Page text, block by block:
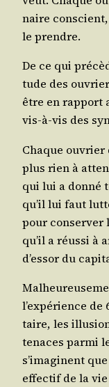
naire
le prendre.
De ce qui
tude des
être en rap­port
vis-à-vis des
Chaque ouvrier
plus rien à
qui lui a don­né
qu’il lui faut
pour conser­ver
qu’il a réus­si à
d’es­sor du
l’ex­pé­rience
taire, les
tenaces par­mi
s’i­ma­ginent
effec­tif de la